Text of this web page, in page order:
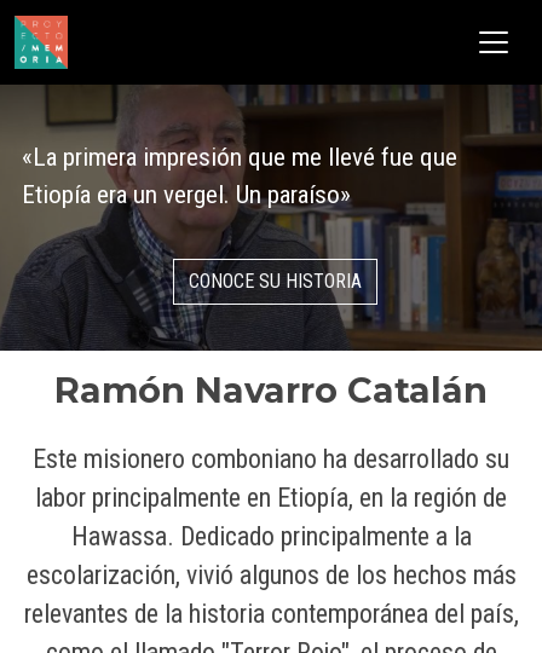
Pasar al contenido principal
«La primera impresión que me llevé fue que
Etiopía era un vergel. Un paraíso»
CONOCE SU HISTORIA
Ramón Navarro Catalán
Este misionero comboniano ha desarrollado su
labor principalmente en Etiopía, en la región de
Hawassa. Dedicado principalmente a la
escolarización, vivió algunos de los hechos más
relevantes de la historia contemporánea del país,